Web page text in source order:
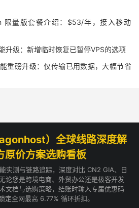
限量版套餐介绍：$53/年，接入移动
升级：新增临时恢复已暂停VPS的选项
重磅升级：仅传输已用数据，大幅节省
）全球线路深度解
原价方案选购看板
实测与链路追踪，深度对比 CN2 GIA、日
论您是跨境电商、外贸办公还是极客开发
文档与选购策略，结账时输入专属优惠码
定全网最高 6.77% 循环折扣。